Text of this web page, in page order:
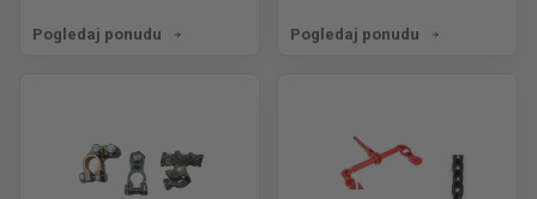
Pogledaj ponudu Pogledaj ponudu